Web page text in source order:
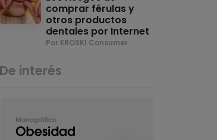
comprar férulas y
otros productos
dentales por Internet
Por EROSKI Consumer
De interés